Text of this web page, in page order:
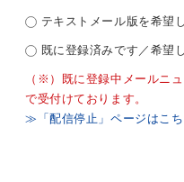
テキストメール版を希望
既に登録済みです／希望
（※）既に登録中メールニ
で受付けております。
≫「配信停止」ページはこち